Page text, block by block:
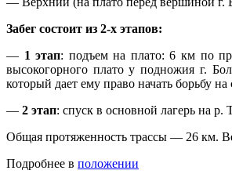
Забег состоит из 2-х этапов:
— 1 этап: подъем на плато: 6 км по
высокогорного плато у подножия г.
который дает ему право начать борьбу на
— 2 этап: спуск в основной лагерь на
Общая протяженность трассы — 26 км.
Подробнее в положении